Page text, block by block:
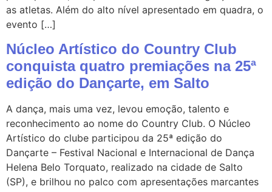
as atletas. Além do alto nível apresentado em quadra, o
evento […]
Núcleo Artístico do Country Club
conquista quatro premiações na 25ª
edição do Dançarte, em Salto
A dança, mais uma vez, levou emoção, talento e
reconhecimento ao nome do Country Club. O Núcleo
Artístico do clube participou da 25ª edição do
Dançarte – Festival Nacional e Internacional de Dança
Helena Belo Torquato, realizado na cidade de Salto
(SP), e brilhou no palco com apresentações marcantes